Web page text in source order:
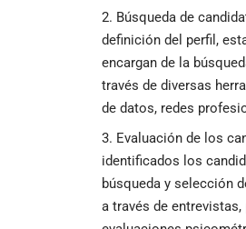
Búsqueda de
definición del perfil,
encargan de la
través de diversas
de datos, redes
Evaluación de los
identificados los
búsqueda y selección
a través de